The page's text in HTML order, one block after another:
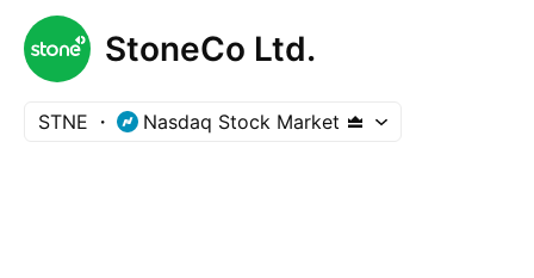
StoneCo Ltd.
STNE Nasdaq Stock Market